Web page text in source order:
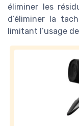
éliminer les
d’éliminer la
limitant l’usage